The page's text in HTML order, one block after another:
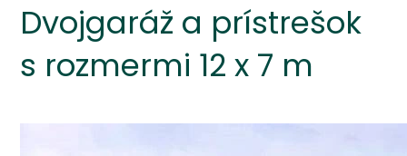
Dvojgaráž a prístrešok
s rozmermi 12 x 7 m